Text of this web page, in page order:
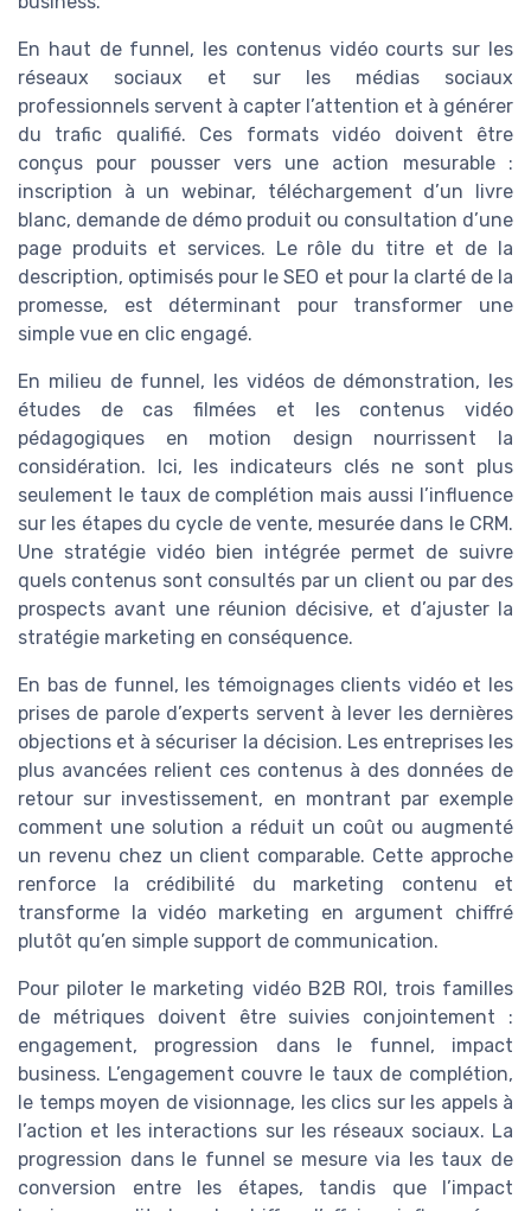
En haut de funnel, les contenus vidéo courts sur les
réseaux sociaux et sur les médias sociaux
professionnels servent à capter l’attention et à générer
du trafic qualifié. Ces formats vidéo doivent être
conçus pour pousser vers une action mesurable :
inscription à un webinar, téléchargement d’un livre
blanc, demande de démo produit ou consultation d’une
page produits et services. Le rôle du titre et de la
description, optimisés pour le SEO et pour la clarté de la
promesse, est déterminant pour transformer une
simple vue en clic engagé.
En milieu de funnel, les vidéos de démonstration, les
études de cas filmées et les contenus vidéo
pédagogiques en motion design nourrissent la
considération. Ici, les indicateurs clés ne sont plus
seulement le taux de complétion mais aussi l’influence
sur les étapes du cycle de vente, mesurée dans le CRM.
Une stratégie vidéo bien intégrée permet de suivre
quels contenus sont consultés par un client ou par des
prospects avant une réunion décisive, et d’ajuster la
stratégie marketing en conséquence.
En bas de funnel, les témoignages clients vidéo et les
prises de parole d’experts servent à lever les dernières
objections et à sécuriser la décision. Les entreprises les
plus avancées relient ces contenus à des données de
retour sur investissement, en montrant par exemple
comment une solution a réduit un coût ou augmenté
un revenu chez un client comparable. Cette approche
renforce la crédibilité du marketing contenu et
transforme la vidéo marketing en argument chiffré
plutôt qu’en simple support de communication.
Pour piloter le marketing vidéo B2B ROI, trois familles
de métriques doivent être suivies conjointement :
engagement, progression dans le funnel, impact
business. L’engagement couvre le taux de complétion,
le temps moyen de visionnage, les clics sur les appels à
l’action et les interactions sur les réseaux sociaux. La
progression dans le funnel se mesure via les taux de
conversion entre les étapes, tandis que l’impact